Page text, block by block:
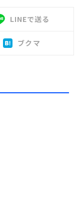
LINEで送る
ブクマ